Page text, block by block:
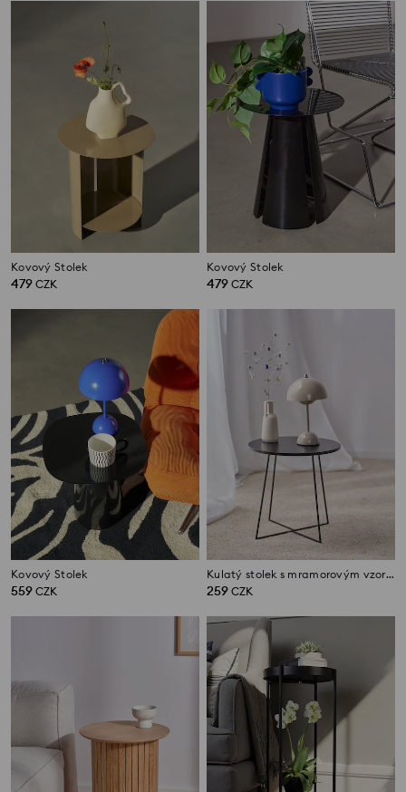
Kovový Stolek
479 CZK
Kovový Stolek
479 CZK
Kovový Stolek
559 CZK
Kulatý stolek s mramorovým vzorem
259 CZK